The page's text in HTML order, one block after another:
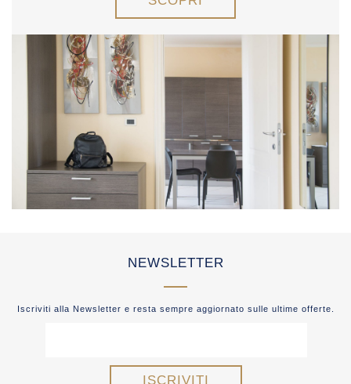
NEWSLETTER
Iscriviti alla Newsletter e resta sempre aggiornato sulle ultime offerte.